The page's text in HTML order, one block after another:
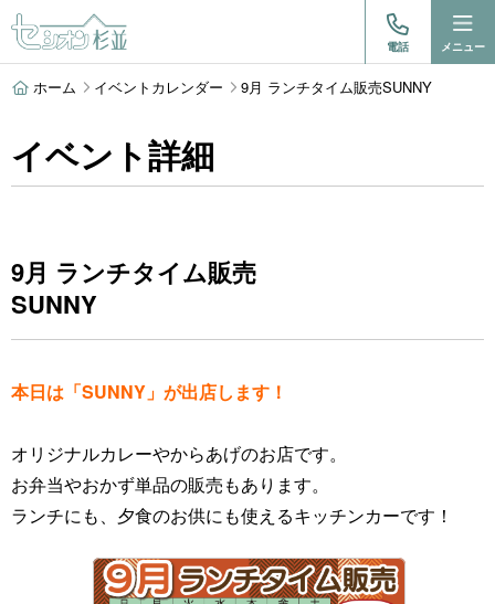
電話 メニュー
ホーム イベントカレンダー 9月 ランチタイム販売SUNNY
イベント詳細
9月 ランチタイム販売
SUNNY
本日は「SUNNY」が出店します！
オリジナルカレーやからあげのお店です。
お弁当やおかず単品の販売もあります。
ランチにも、夕食のお供にも使えるキッチンカーです！